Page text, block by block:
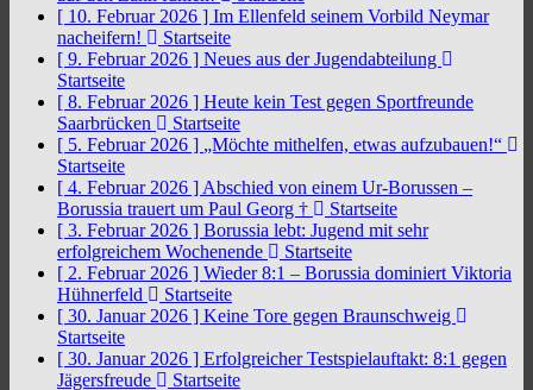
[ 10. Februar 2026 ] Im Ellenfeld seinem Vorbild Neymar
nacheifern!
Startseite
[ 9. Februar 2026 ] Neues aus der Jugendabteilung
Startseite
[ 8. Februar 2026 ] Heute kein Test gegen Sportfreunde
Saarbrücken
Startseite
[ 5. Februar 2026 ] „Möchte mithelfen, etwas aufzubauen!“
Startseite
[ 4. Februar 2026 ] Abschied von einem Ur-Borussen –
Borussia trauert um Paul Georg †
Startseite
[ 3. Februar 2026 ] Borussia lebt: Jugend mit sehr
erfolgreichem Wochenende
Startseite
[ 2. Februar 2026 ] Wieder 8:1 – Borussia dominiert Viktoria
Hühnerfeld
Startseite
[ 30. Januar 2026 ] Keine Tore gegen Braunschweig
Startseite
[ 30. Januar 2026 ] Erfolgreicher Testspielauftakt: 8:1 gegen
Jägersfreude
Startseite